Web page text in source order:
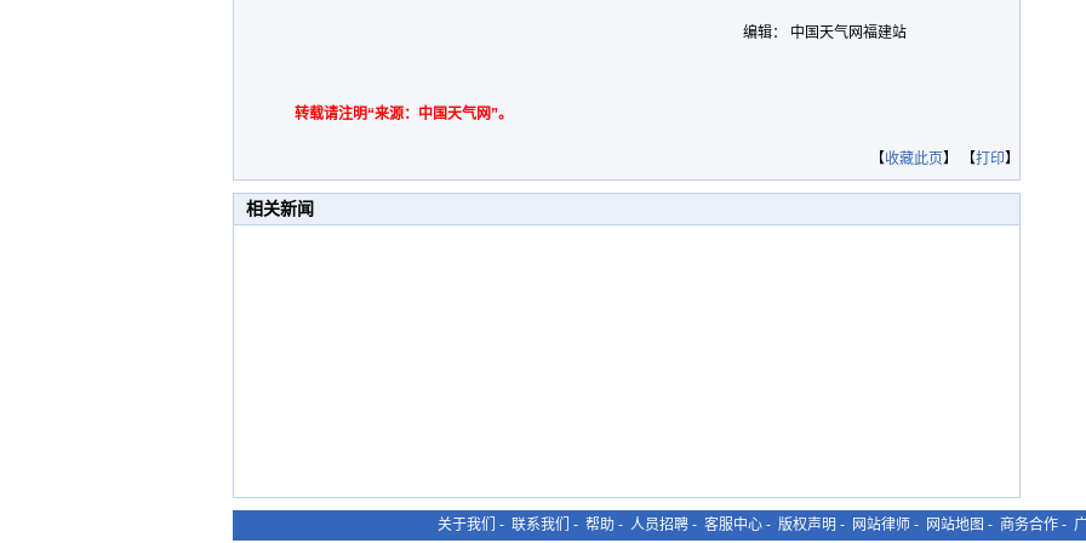
编辑： 中国天气网福建站
转载请注明“来源：中国天气网”。
【收藏此页】 【打印】
相关新闻
关于我们 - 联系我们 - 帮助 - 人员招聘 - 客服中心 - 版权声明 - 网站律师 - 网站地图 - 商务合作 -